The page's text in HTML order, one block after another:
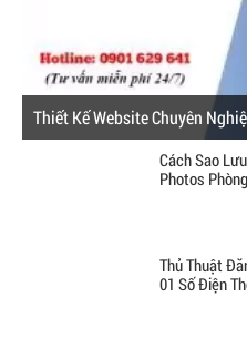
Thiết Kế Website Chuyên
Cách Sao
Photos
Thủ Thuật
01 Số Điện